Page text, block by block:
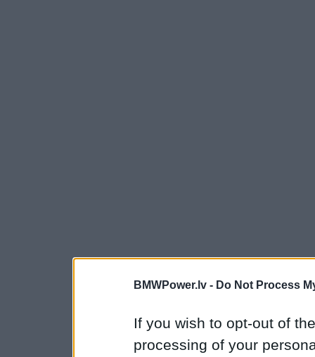
BMWPower.lv - Do Not Process
If you wish to opt-out of
processing of your